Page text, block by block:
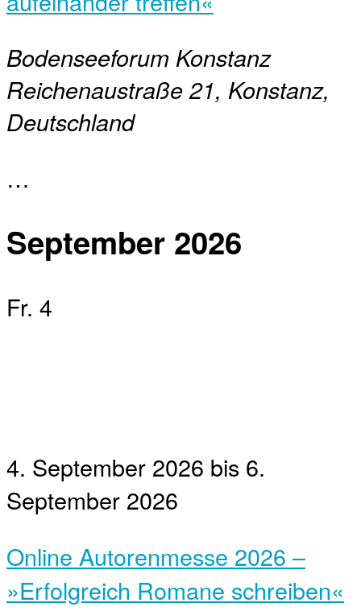
Bodenseeforum Konstanz
Reichenaustraße 21, Konstanz,
Deutschland
…
September 2026
Fr. 4
4. September 2026 bis 6.
September 2026
Online Autorenmesse 2026 –
»Erfolgreich Romane schreiben«